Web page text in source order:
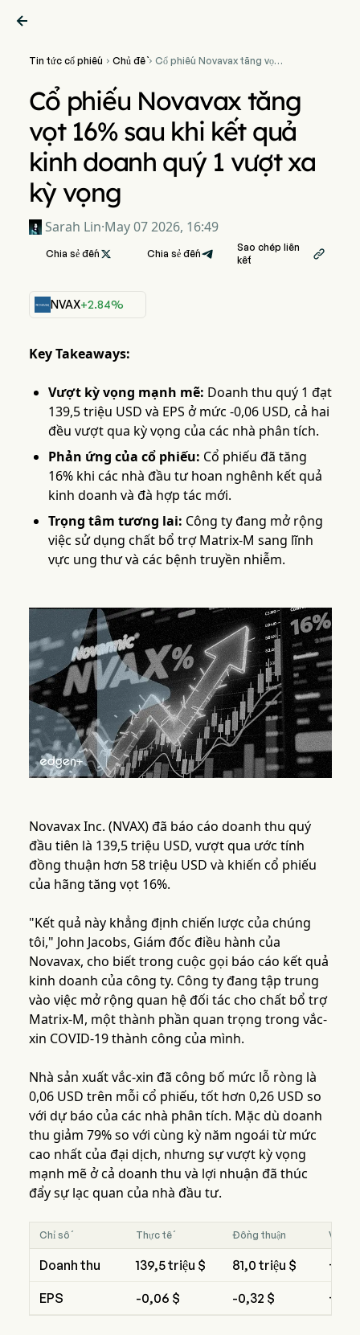

Tin tức cổ phiếu  Chủ đề Cổ phiếu Novavax tăng vọt
Cổ phiếu Novavax tăng
vọt 16% sau khi kết quả
kinh doanh quý 1 vượt xa
kỳ vọng
Sarah Lin·May 07 2026, 16:49
Chia sẻ đến  Chia sẻ đến
Sao chép liên
kết

NVAX+2.84%
Key Takeaways:
Vượt kỳ vọng mạnh mẽ: Doanh thu quý 1 đạt
139,5 triệu USD và EPS ở mức -0,06 USD, cả hai
đều vượt qua kỳ vọng của các nhà phân tích.
Phản ứng của cổ phiếu: Cổ phiếu đã tăng
16% khi các nhà đầu tư hoan nghênh kết quả
kinh doanh và đà hợp tác mới.
Trọng tâm tương lai: Công ty đang mở rộng
việc sử dụng chất bổ trợ Matrix-M sang lĩnh
vực ung thư và các bệnh truyền nhiễm.
Novavax Inc. (NVAX) đã báo cáo doanh thu quý
đầu tiên là 139,5 triệu USD, vượt qua ước tính
đồng thuận hơn 58 triệu USD và khiến cổ phiếu
của hãng tăng vọt 16%.
"Kết quả này khẳng định chiến lược của chúng
tôi," John Jacobs, Giám đốc điều hành của
Novavax, cho biết trong cuộc gọi báo cáo kết quả
kinh doanh của công ty. Công ty đang tập trung
vào việc mở rộng quan hệ đối tác cho chất bổ trợ
Matrix-M, một thành phần quan trọng trong vắc-
xin COVID-19 thành công của mình.
Nhà sản xuất vắc-xin đã công bố mức lỗ ròng là
0,06 USD trên mỗi cổ phiếu, tốt hơn 0,26 USD so
với dự báo của các nhà phân tích. Mặc dù doanh
thu giảm 79% so với cùng kỳ năm ngoái từ mức
cao nhất của đại dịch, nhưng sự vượt kỳ vọng
mạnh mẽ ở cả doanh thu và lợi nhuận đã thúc
đẩy sự lạc quan của nhà đầu tư.
Chỉ số Thực tế Đồng thuận Vượt/
Doanh thu 139,5 triệu $ 81,0 triệu $
EPS -0,06 $ -0,32 $